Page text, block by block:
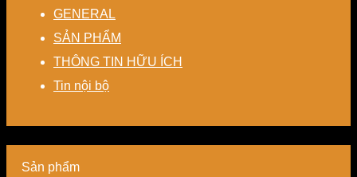
cho
nhà
máy
và
nâng
thành
chi
phí
sản
năng
thoát
nhiệt
–
Giải
pháp
tiết
kiệm
lượng
định
GENERAL
SẢN PHẨM
THÔNG TIN HỮU ÍCH
Tin nội bộ
Sản phẩm